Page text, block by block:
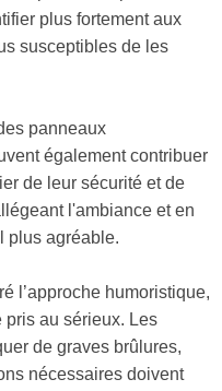
plus fortement aux
susceptibles de les
panneaux
également contribuer
de leur sécurité et de
l'ambiance et en
plus agréable.
l’approche humoristique,
pris au sérieux. Les
de graves brûlures,
nécessaires doivent